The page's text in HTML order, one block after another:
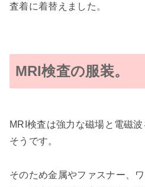
査着に着替えました。
MRI検査の服装。
MRI検査は強力な磁場と電磁
そうです。
そのため金属やファスナー、